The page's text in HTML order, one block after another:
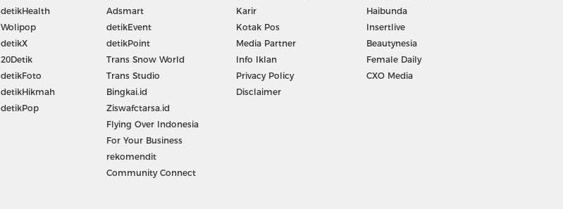
detikHealth
Wolipop
detikX
20Detik
detikFoto
detikHikmah
detikPop
Adsmart
detikEvent
detikPoint
Trans Snow World
Trans Studio
Bingkai.id
Ziswafctarsa.id
Flying Over Indonesia
For Your Business
rekomendit
Community Connect
Karir
Kotak Pos
Media Partner
Info Iklan
Privacy Policy
Disclaimer
Haibunda
Insertlive
Beautynesia
Female Daily
CXO Media